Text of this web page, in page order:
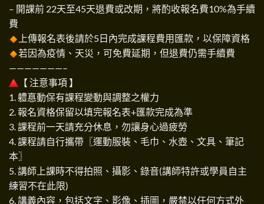
– 開課前 22天至45天退費或改期，將酌收報名費10%為手續
費
上傳報名表後請於5日內完成課程費用匯款，以保障資格
若因為疫情、天災，可免費延期，但退費仍需手續費
———————–
【 注意事項 】
1. 軆惪動保有課程變動與調整之權力
2. 報名資格保留以填完報名表+匯款完成為準
3. 課程前一天請充分休息，勿讓身心過疲勞
4. 課程請自行攜帶〖運動服裝、毛巾、水壺、文具、筆記
本〗
5. 講師上課時不得拍照、攝影、錄音(講師特許或學員自主
練習不在此限)
6. 講義內容，包括文字、影像、插圖，嚴禁以任何方式外